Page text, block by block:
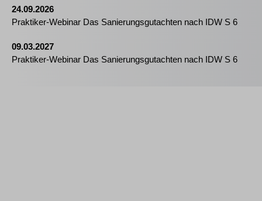
24.09.2026
Praktiker-Webinar Das Sanierungsgutachten nach IDW S 6
09.03.2027
Praktiker-Webinar Das Sanierungsgutachten nach IDW S 6